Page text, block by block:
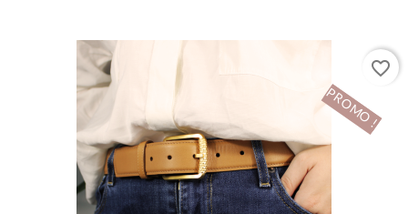
PROMO !
favorite_border